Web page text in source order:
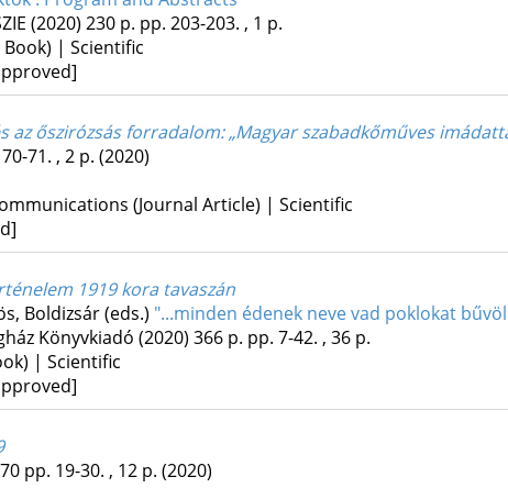
(2020) 230 p. pp. 203-203. , 1 p.
| Scientific
az őszirózsás forradalom: „Magyar szabadkőműves
71. , 2 p. (2020)
(Journal Article) | Scientific
1919 kora tavaszán
Boldizsár (eds.) "...minden édenek neve vad poklokat
Könyvkiadó (2020) 366 p. pp. 7-42. , 36 p.
| Scientific
70 pp. 19-30. , 12 p. (2020)